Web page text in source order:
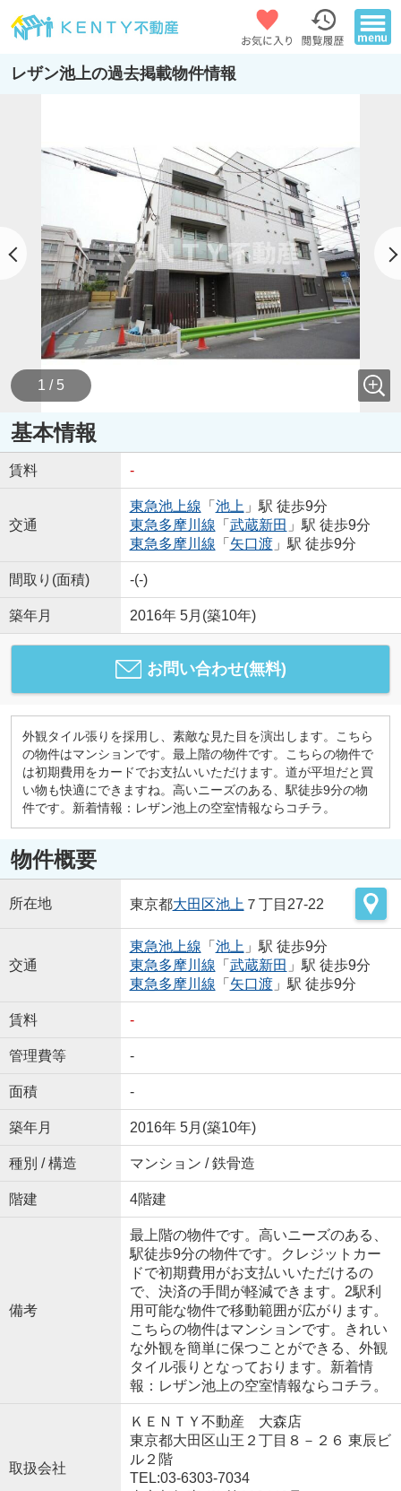
レザン池上の過去掲載物件情報
1 / 5
基本情報
賃料 -
交通
東急池上線 「 池上 」駅 徒歩9分
東急多摩川線 「 武蔵新田 」駅 徒歩9分
東急多摩川線 「 矢口渡」駅 徒歩9分
間取り(面積) -(-)
築年月 2016年 5月(築10年)
お問い合わせ(無料)
外観タイル張りを採用し、素敵な見た目を演出します。こちら
の物件はマンションです。最上階の物件です。こちらの物件で
は初期費用をカードでお支払いいただけます。道が平坦だと買
い物も快適にできますね。高いニーズのある、駅徒歩9分の物
件です。新着情報：レザン池上の空室情報ならコチラ。
物件概要
所在地 東京都大田区池上 ７丁目27-22
交通
東急池上線 「 池上 」駅 徒歩9分
東急多摩川線 「 武蔵新田 」駅 徒歩9分
東急多摩川線 「 矢口渡」駅 徒歩9分
賃料 -
管理費等 -
面積 -
築年月 2016年 5月(築10年)
種別 / 構造 マンション / 鉄骨造
階建 4階建
備考
最上階の物件です。高いニーズのある、
駅徒歩9分の物件です。クレジットカー
ドで初期費用がお支払いいただけるの
で、決済の手間が軽減できます。2駅利
用可能な物件で移動範囲が広がります。
こちらの物件はマンションです。きれい
な外観を簡単に保つことができる、外観
タイル張りとなっております。新着情
報：レザン池上の空室情報ならコチラ。
取扱会社
ＫＥＮＴＹ不動産 大森店
東京都大田区山王２丁目８－２６ 東辰ビ
ル２階
TEL:03-6303-7034